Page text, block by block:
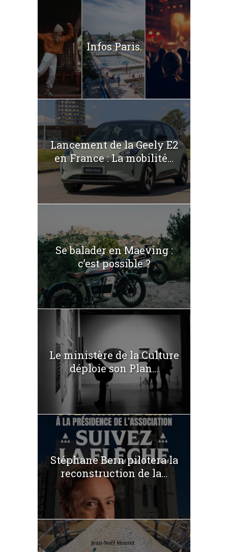
Infos Paris.
Lancement de la Geely E2
en France : La mobilité...
Se balader en Maeving :
c’est possible ?
Le ministère de la Culture
déploie son Plan...
Stéphane Bern pilotera la
reconstruction de la...